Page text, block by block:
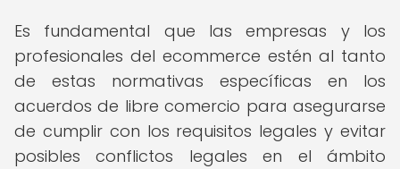
Es fundamental que las empresas y los
profesionales del ecommerce estén al tanto
de estas normativas específicas en los
acuerdos de libre comercio para asegurarse
de cumplir con los requisitos legales y evitar
posibles conflictos legales en el ámbito